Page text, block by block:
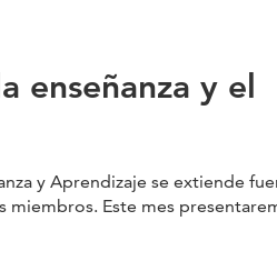
enseñanza y el
y Aprendizaje se extiende
Este mes